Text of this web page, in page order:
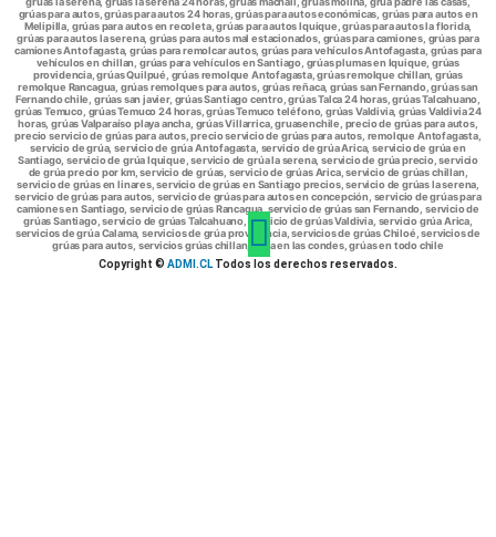
grúas para autos, grúas para autos 24 horas, grúas para autos económicas, grúas para autos en
Melipilla, grúas para autos en recoleta, grúas para autos Iquique, grúas para autos la florida,
grúas para autos la serena, grúas para autos mal estacionados, grúas para camiones, grúas para
camiones Antofagasta, grúas para remolcar autos, grúas para vehículos Antofagasta, grúas para
vehículos en chillan, grúas para vehículos en Santiago, grúas plumas en Iquique, grúas
providencia, grúas Quilpué, grúas remolque Antofagasta, grúas remolque chillan, grúas
remolque Rancagua, grúas remolques para autos, grúas reñaca, grúas san Fernando, grúas san
Fernando chile, grúas san javier, grúas Santiago centro, grúas Talca 24 horas, grúas Talcahuano,
grúas Temuco, grúas Temuco 24 horas, grúas Temuco teléfono, grúas Valdivia, grúas Valdivia 24
horas, grúas Valparaíso playa ancha, grúas Villarrica, gruasenchile, precio de grúas para autos,
precio servicio de grúas para autos, precio servicio de grúas para autos, remolque Antofagasta,
servicio de grúa, servicio de grúa Antofagasta, servicio de grúa Arica, servicio de grúa en
Santiago, servicio de grúa Iquique, servicio de grúa la serena, servicio de grúa precio, servicio
de grúa precio por km, servicio de grúas, servicio de grúas Arica, servicio de grúas chillan,
servicio de grúas en linares, servicio de grúas en Santiago precios, servicio de grúas la serena,
servicio de grúas para autos, servicio de grúas para autos en concepción, servicio de grúas para
camiones en Santiago, servicio de grúas Rancagua, servicio de grúas san Fernando, servicio de
grúas Santiago, servicio de grúas Talcahuano, servicio de grúas Valdivia, servicio grúa Arica,
servicios de grúa Calama, servicios de grúa providencia, servicios de grúas Chiloé, servicios de
grúas para autos, servicios grúas chillan, grúa en las condes, grúas en todo chile
Copyright © ADMI.CL Todos los derechos reservados.